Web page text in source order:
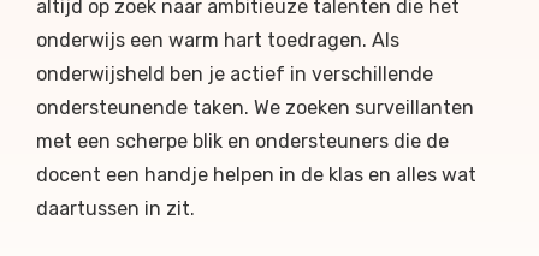
altijd op zoek naar ambitieuze talenten die het
onderwijs een warm hart toedragen. Als
onderwijsheld ben je actief in verschillende
ondersteunende taken. We zoeken surveillanten
met een scherpe blik en ondersteuners die de
docent een handje helpen in de klas en alles wat
daartussen in zit.